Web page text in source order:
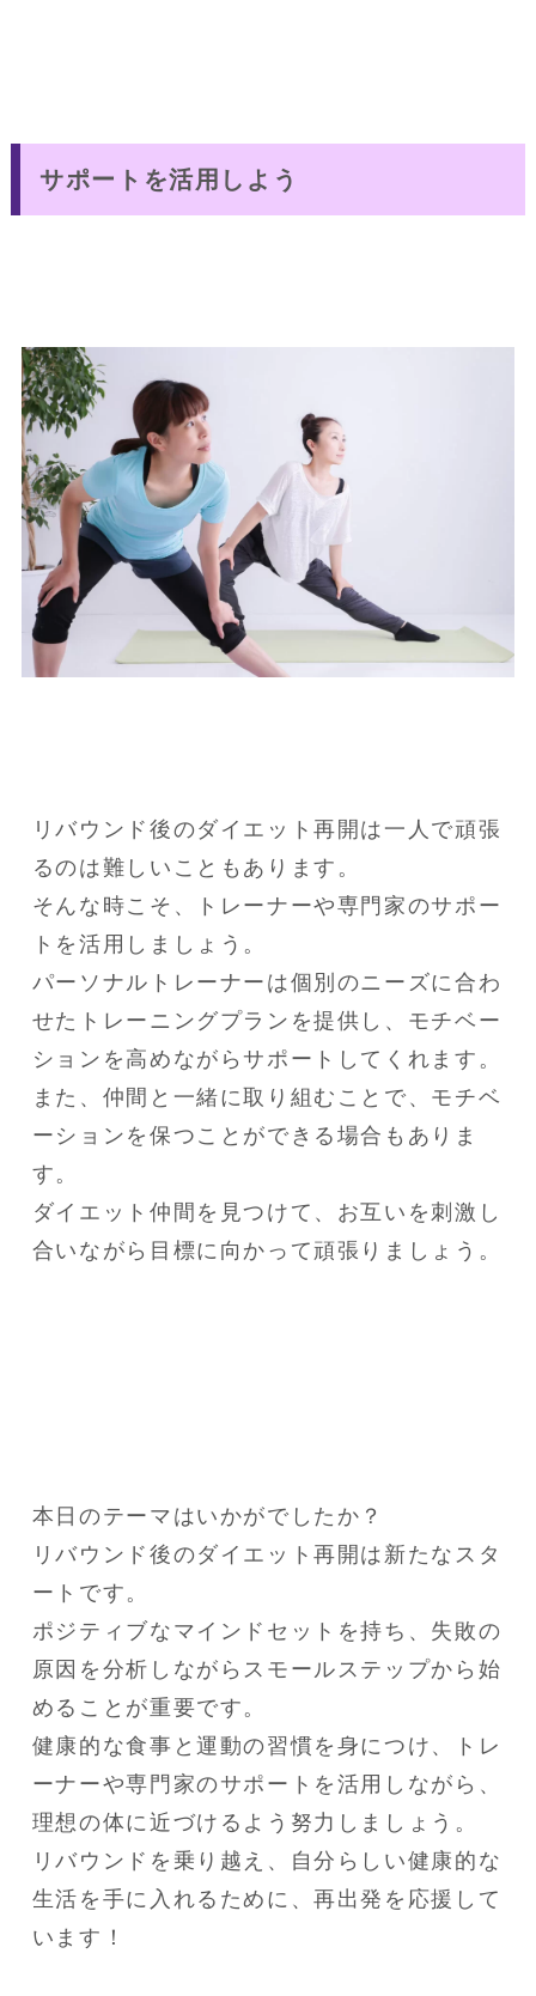
サポートを活用しよう
リバウンド後のダイエット再開は一人で頑張
るのは難しいこともあります。
そんな時こそ、トレーナーや専門家のサポー
トを活用しましょう。
パーソナルトレーナーは個別のニーズに合わ
せたトレーニングプランを提供し、モチベー
ションを高めながらサポートしてくれます。
また、仲間と一緒に取り組むことで、モチベ
ーションを保つことができる場合もありま
す。
ダイエット仲間を見つけて、お互いを刺激し
合いながら目標に向かって頑張りましょう。
本日のテーマはいかがでしたか？
リバウンド後のダイエット再開は新たなスタ
ートです。
ポジティブなマインドセットを持ち、失敗の
原因を分析しながらスモールステップから始
めることが重要です。
健康的な食事と運動の習慣を身につけ、トレ
ーナーや専門家のサポートを活用しながら、
理想の体に近づけるよう努力しましょう。
リバウンドを乗り越え、自分らしい健康的な
生活を手に入れるために、再出発を応援して
います！